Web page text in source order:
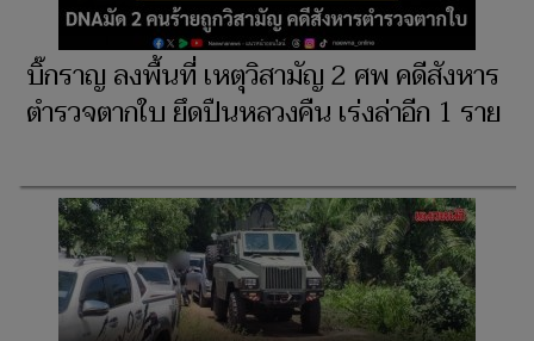
บิ๊กราญ ลงพื้นที่ เหตุวิสามัญ 2 ศพ คดีสังหาร
ตำรวจตากใบ ยึดปืนหลวงคืน เร่งล่าอีก 1 ราย